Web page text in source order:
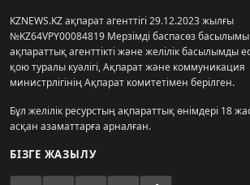
KZNEWS.KZ ақпарат агенттігі 29.12.2023 жылғы
№KZ64VPY00084819 Мерзімді баспасөз
ақпараттық агенттікті және желілік басылымды
қою туралы куәлігі, Ақпарат және коммуникация
министрлігінің Ақпарат комитетімен берілген.
Бұл желілік ресурстың ақпараттық өнімдері 18
асқан азаматтарға арналған.
БІЗГЕ ЖАЗЫЛУ